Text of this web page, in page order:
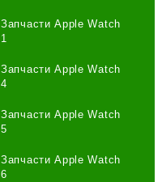
Запчасти Apple Watch
1
Запчасти Apple Watch
4
Запчасти Apple Watch
5
Запчасти Apple Watch
6